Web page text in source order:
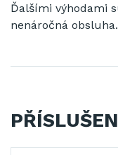
Ďalšími výhodami
nenáročná obsluha.